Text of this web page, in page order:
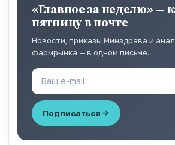
«Главное за неделю» —
пятницу в почте
Новости, приказы Минздрава и
фармрынка — в одном письме.
Подписаться